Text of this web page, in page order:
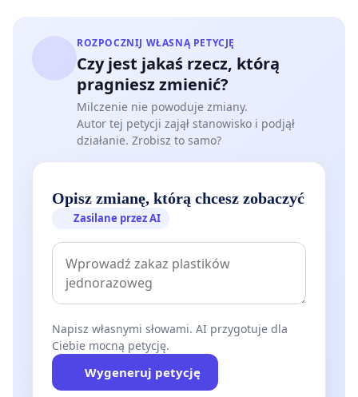
ROZPOCZNIJ WŁASNĄ PETYCJĘ
Czy jest jakaś rzecz, którą
pragniesz zmienić?
Milczenie nie powoduje zmiany.
Autor tej petycji zajął stanowisko i podjął
działanie. Zrobisz to samo?
Opisz zmianę, którą chcesz zobaczyć
Zasilane przez AI
Napisz własnymi słowami. AI przygotuje dla
Ciebie mocną petycję.
Wygeneruj petycję